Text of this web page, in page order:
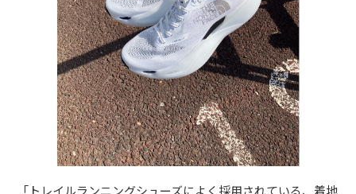
「トレイルランニングシューズによく採用されている、着地